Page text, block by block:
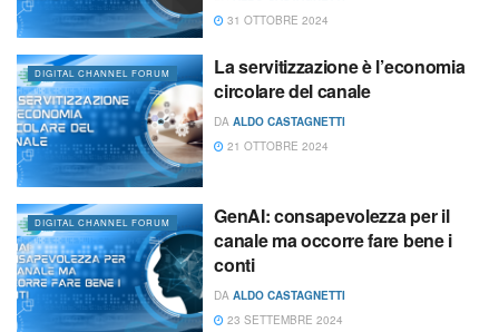
31 OTTOBRE 2024
DIGITAL CHANNEL FORUM
La servitizzazione è l’economia
circolare del canale
DA ALDO CASTAGNETTI
21 OTTOBRE 2024
DIGITAL CHANNEL FORUM
GenAI: consapevolezza per il
canale ma occorre fare bene i
conti
DA ALDO CASTAGNETTI
23 SETTEMBRE 2024